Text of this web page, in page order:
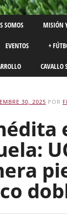
SOMOS MISIÓN
EVENTOS +
CAVALLO
30, 2025 POR